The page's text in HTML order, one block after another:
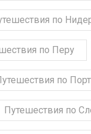
по
по Перу
по
Путешествия по